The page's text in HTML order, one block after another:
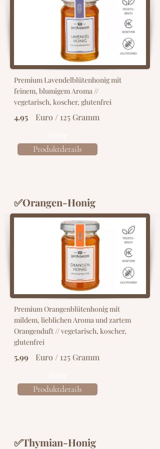
Premium Lavendelblütenhonig mit
feinem, blumigem Aroma //
vegetarisch, koscher, glutenfrei
4.95 Euro / 125 Gramm
Produktdetails
✅Orangen-Honig
Premium Orangenblütenhonig mit
mildem, lieblichen Aroma und zartem
Orangenduft // vegetarisch, koscher,
glutenfrei
5.99 Euro / 125 Gramm
Produktdetails
✅Thymian-Honig